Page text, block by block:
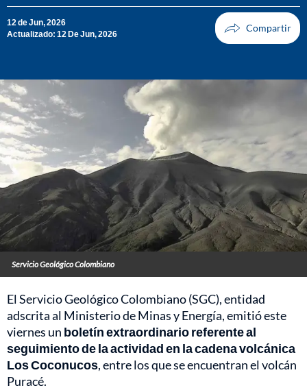
12 de Jun, 2026
Actualizado: 12 De Jun, 2026
Servicio Geológico Colombiano
El Servicio Geológico Colombiano (SGC), entidad
adscrita al Ministerio de Minas y Energía, emitió este
viernes un boletín extraordinario referente al
seguimiento de la actividad en la cadena volcánica
Los Coconucos, entre los que se encuentran el volcán
Puracé.